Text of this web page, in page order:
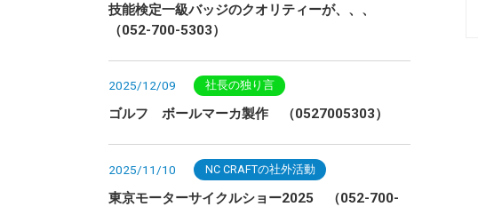
技能検定一級バッジのクオリティーが、、、
（052-700-5303）
2025/12/09 社長の独り言
ゴルフ ボールマーカ製作 （0527005303）
2025/11/10 NC CRAFTの社外活動
東京モーターサイクルショー2025 （052-700-